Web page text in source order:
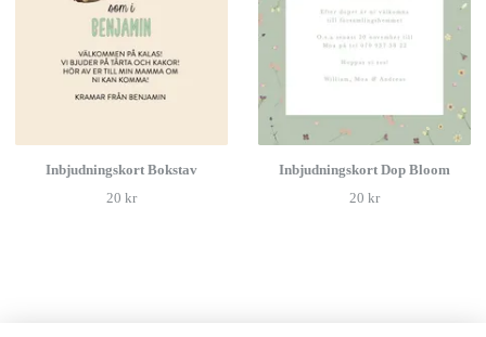
Inbjudningskort Bokstav
20 kr
Inbjudningskort Dop Bloom
20 kr